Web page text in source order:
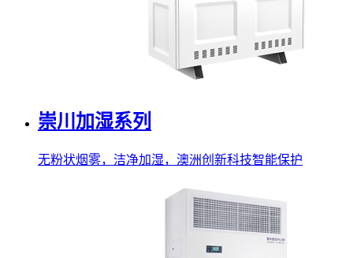
崇川加湿系列
无粉状烟雾，洁净加湿，澳洲创新科技智能保护